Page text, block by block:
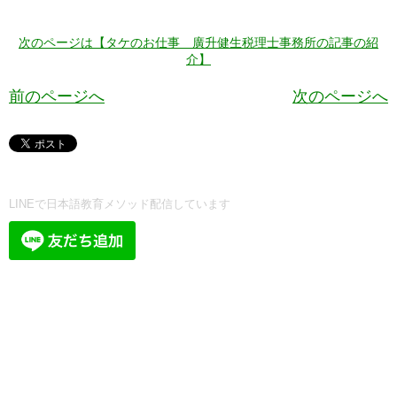
次のページは【タケのお仕事 廣升健生税理士事務所の記事の紹
介】
前のページへ 次のページへ
LINEで日本語教育メソッド配信しています